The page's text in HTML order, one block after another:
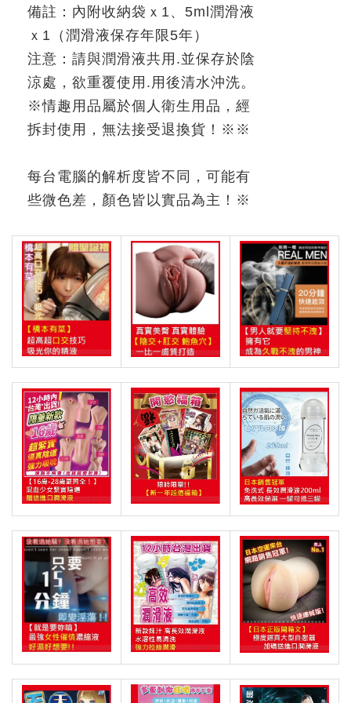
備註：內附收納袋ｘ 1、 5ml 潤滑液
ｘ 1 （潤滑液保存年限 5年）
注意：請與潤滑液共用 .並保存於陰
涼處，欲重覆使用 .用後清水沖洗。
※情趣用品屬於個人衛生用品，經
拆封使用，無法接受退換貨！ ※※
每台電腦的解析度皆不同，可能有
些微色差，顏色皆以實品為主！ ※